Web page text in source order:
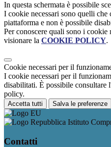
In questa schermata è possibile
I cookie necessari sono quelli
piattaforma e non è possibile
Per conoscere quali sono i cookie
visionare la COOKIE POLICY.
Cookie necessari per il
I cookie necessari per il
disabilitati. È possibile consultare
policy.
Accetta tutti Salva le preferenze
Istituto
Contatti